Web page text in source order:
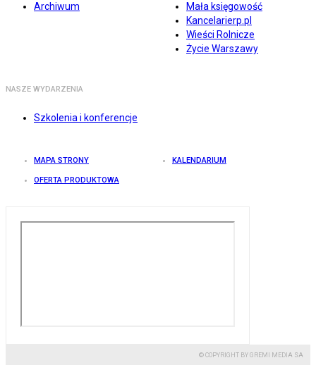
Archiwum
Mała księgowość
Kancelarierp.pl
Wieści Rolnicze
Życie Warszawy
NASZE WYDARZENIA
Szkolenia i konferencje
MAPA STRONY KALENDARIUM
OFERTA PRODUKTOWA
© COPYRIGHT BY GREMI MEDIA SA